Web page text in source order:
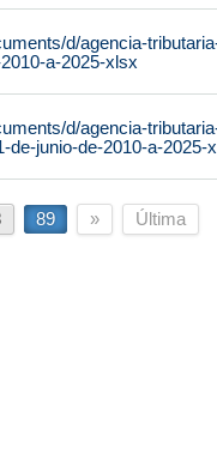
d/agencia-
a-2025-xlsx
d/agencia-
de-junio-de-2010-a-2025-
89 » Última